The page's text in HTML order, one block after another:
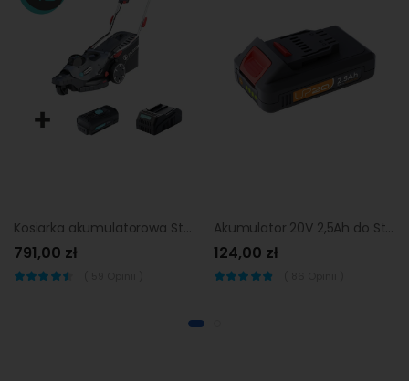
Kosiarka akumulatorowa Sterwins 40V 36cm
791,00 zł
Akumulator 20V 2,5Ah do Sterwin UP Dexter Lexman
124,00 zł